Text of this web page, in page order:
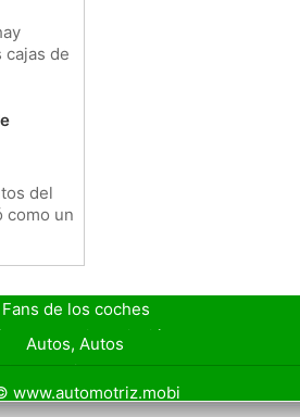
cajas de
del
como un
Fans de los coches
y Financiación
Autos, Autos
Combustibles
www.automotriz.mobi